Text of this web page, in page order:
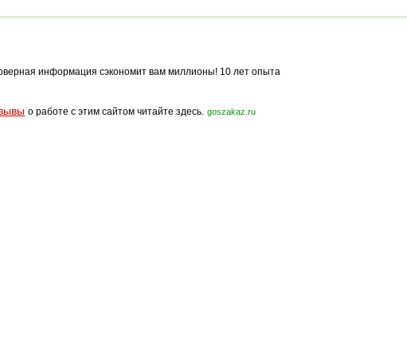
информация сэкономит вам миллионы! 10 лет опыта
о работе с этим сайтом читайте здесь. goszakaz.ru